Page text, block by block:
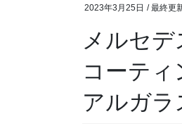
2023年3月25日 / 最終更
メルセ
コーティ
アルガラ